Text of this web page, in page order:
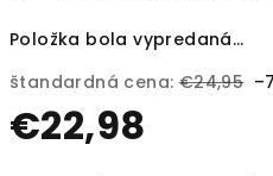
Položka bola vypredaná…
štandardná cena: €24,95
€22,98